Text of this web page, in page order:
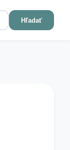
Hľadať